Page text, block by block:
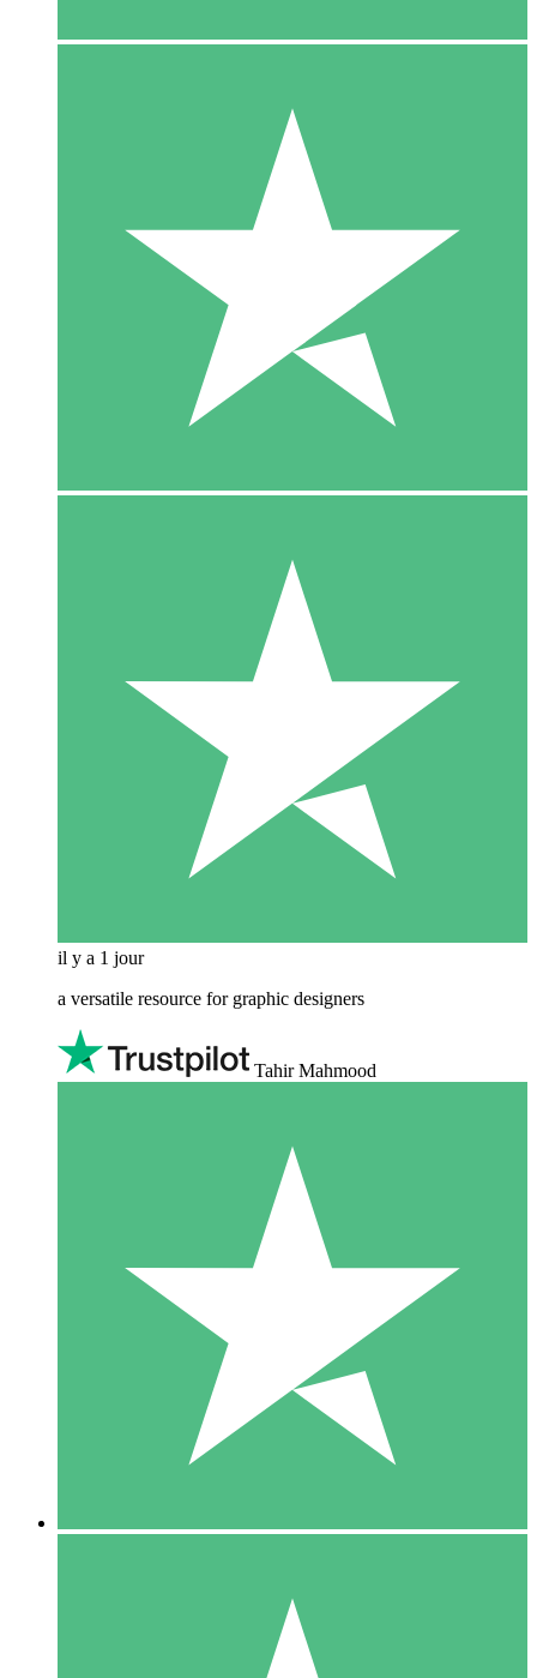
il y a 1 jour
a versatile resource for graphic designers
Tahir Mahmood